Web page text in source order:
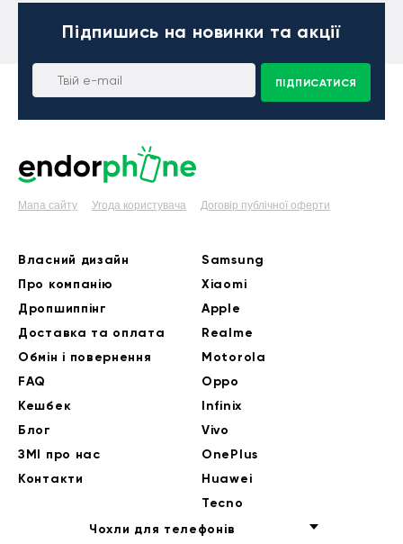
Підпишись на новинки та акції
ПІДПИСАТИСЯ
Мапа сайту Угода користувача Договір публічної оферти
Власний дизайн
Про компанію
Дропшиппінг
Доставка та оплата
Обмін і повернення
FAQ
Кешбек
Блог
ЗМІ про нас
Контакти
Samsung
Xiaomi
Apple
Realme
Motorola
Oppo
Infinix
Vivo
OnePlus
Huawei
Tecno
Чохли для телефонів